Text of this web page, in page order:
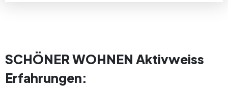
SCHÖNER WOHNEN Aktivweiss
Erfahrungen: